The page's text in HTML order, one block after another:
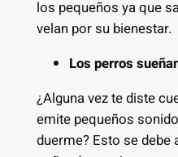
los pequeños ya que
velan por su bienestar.
Los perros
¿Alguna vez te diste
emite pequeños
duerme? Esto se debe